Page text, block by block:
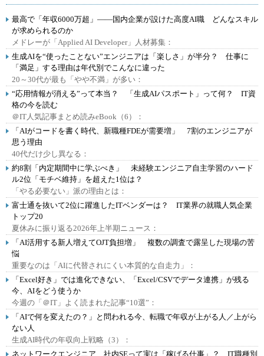
最高で「年収6000万超」――国内企業が設けた高度AI職 どんなスキル
が求められるのか
メドレーが「Applied AI Developer」人材募集：
生成AIを“使ったことない”エンジニアは「楽しさ」が半分？ 仕事に
「満足」する理由は年代別でこんなに違った
20～30代が最も「やや不満」が多い：
“応用情報が消える”って本当？ 「生成AIパスポート」って何？ IT資
格の今を読む
＠IT人気記事まとめ読みeBook（6）：
「AIがコードを書く時代、新職種FDEが需要増」 7割のエンジニアが
思う理由
40代だけ少し異なる：
約8割「内定期間中に学ぶべき」 未経験エンジニア自主学習のハード
ル2位「モチベ維持」を超えた1位は？
「やる必要ない」派の理由とは：
富士通を抜いて2位に躍進したITベンダーは？ IT業界の就職人気企業
トップ20
夏休みに振り返る2026年上半期ニュース：
「AI活用する新人増えてOJT負担増」 複数の調査で露呈した現場の苦
悩
重要なのは「AIに代替されにくい本質的な自走力」：
「Excel好き」では進化できない、「Excel/CSVでデータ連携」が残る
今、AIをどう使うか
今週の「＠IT」よく読まれた記事“10選”：
「AIで何を変えたの？」と問われる今、転職で年収が上がる人／上がら
ない人
生成AI時代の年収向上戦略（3）：
ネットワークエンジニア、社内SEって実は「稼げる仕事」？ IT職種別